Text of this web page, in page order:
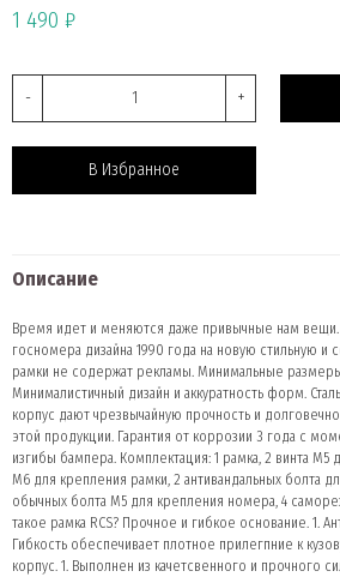
1 490 ₽
- +
В Избранное
Описание
Время идет и меняются даже привычные нам
госномера дизайна 1990 года на новую стильную и
рамки не содержат рекламы. Минимальные
Минималистичный дизайн и аккуратность форм.
корпус дают чрезвычайную прочность и
этой продукции. Гарантия от коррозии 3 года с
изгибы бампера. Комплектация: 1 рамка, 2 винта М5
М6 для крепления рамки, 2 антивандальных болта
обычных болта М5 для крепления номера, 4
такое рамка RCS? Прочное и гибкое основание. 1.
Гибкость обеспечивает плотное прилегпние к
корпус. 1. Выполнен из качетсвенного и прочного